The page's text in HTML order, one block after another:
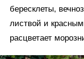
бересклеты,
листвой и
расцветает